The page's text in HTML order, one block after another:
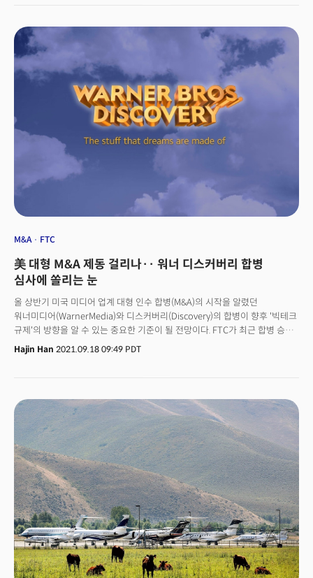
M&A FTC
美 대형 M&A 제동 걸리나·· 워너 디스커버리 합병
심사에 쏠리는 눈
올 상반기 미국 미디어 업계 대형 인수 합병(M&A)의 시작을 알렸던
워너미디어(WarnerMedia)와 디스커버리(Discovery)의 합병이 향후 '빅테크
규제'의 방향을 알 수 있는 중요한 기준이 될 전망이다. FTC가 최근 합병 승인
심사를 강화하고 있는데 이 룰이 적용되는 최초의 합병심사가 될 수 있기
때문이다. 이에 따라 미국 미디어 산업은 물론 빅테크 기업들도 촉각을
스튜디오(HBO 등 보유)와 다큐멘터리 전문 스튜디오(디스커버리 채널 등
보유)’의 시너지로 큰 화제가 됐다. 합병에 성공하면 디즈니(Disney)에 이은
2위 미디어 그룹이 된다. 또 스트리밍 서비스 시장에서도 넷플릭스, 디즈니+
등과 함께 3강 구도를 형성할 것으로 예상된다. 두 회사는 지난 9월 14일 이
합병 과정이 순조롭게 진행되고 있다고 밝히면서 2022년 중순이면 공식
절차가 완료될 것이라고 밝혔다.
Hajin Han 2021.09.18 09:49 PDT